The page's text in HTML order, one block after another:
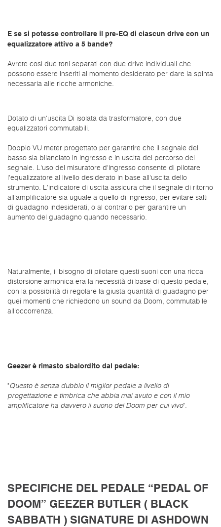
E se si potesse controllare il pre-EQ di ciascun drive con un
equalizzatore attivo a 5 bande?
Avrete così due toni separati con due drive individuali che
possono essere inseriti al momento desiderato per dare la spinta
necessaria alle ricche armoniche.
Dotato di un'uscita Di isolata da trasformatore, con due
equalizzatori commutabili.
Doppio VU meter progettato per garantire che il segnale del
basso sia bilanciato in ingresso e in uscita del percorso del
segnale. L'uso del misuratore d'ingresso consente di pilotare
l'equalizzatore al livello desiderato in base all'uscita dello
strumento. L'indicatore di uscita assicura che il segnale di ritorno
all'amplificatore sia uguale a quello di ingresso, per evitare salti
di guadagno indesiderati, o al contrario per garantire un
aumento del guadagno quando necessario.
Naturalmente, il bisogno di pilotare questi suoni con una ricca
distorsione armonica era la necessità di base di questo pedale,
con la possibilità di regolare la giusta quantità di guadagno per
quei momenti che richiedono un sound da Doom, commutabile
all'occorrenza.
Geezer è rimasto sbalordito dal pedale:
"Questo è senza dubbio il miglior pedale a livello di
progettazione e timbrica che abbia mai avuto e con il mio
amplificatore ha davvero il suono del Doom per cui vivo".
SPECIFICHE DEL PEDALE “PEDAL OF
DOOM” GEEZER BUTLER ( BLACK
SABBATH ) SIGNATURE DI ASHDOWN